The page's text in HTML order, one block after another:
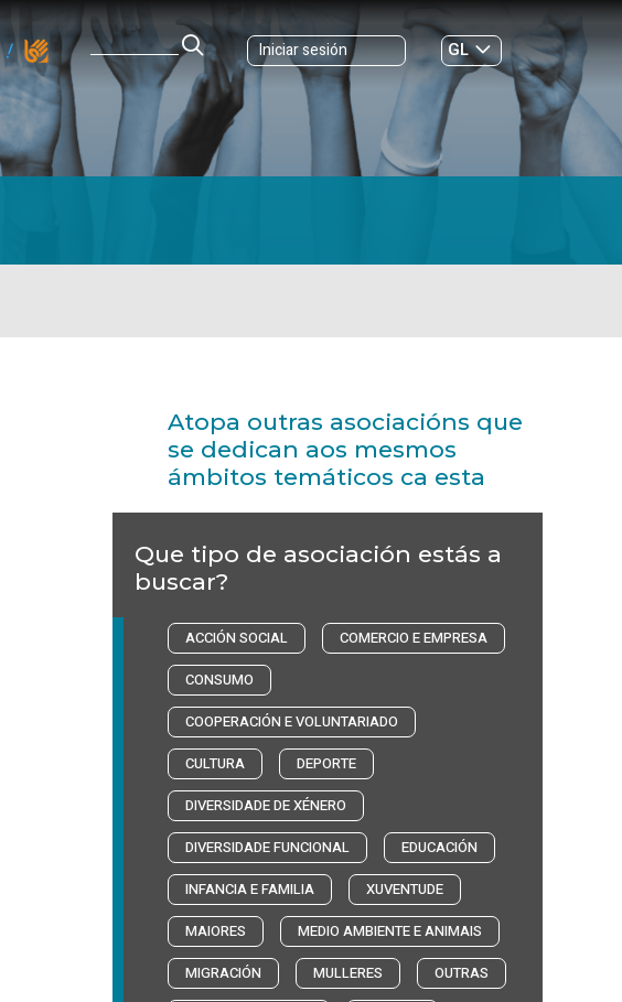
Iniciar sesión
GL
ES|
Atopa outras asociacións que
se dedican aos mesmos
ámbitos temáticos ca esta
Que tipo de asociación estás a
buscar?
ACCIÓN SOCIAL
COMERCIO E EMPRESA
CONSUMO
COOPERACIÓN E VOLUNTARIADO
CULTURA
DEPORTE
DIVERSIDADE DE XÉNERO
DIVERSIDADE FUNCIONAL
EDUCACIÓN
INFANCIA E FAMILIA
XUVENTUDE
MAIORES
MEDIO AMBIENTE E ANIMAIS
MIGRACIÓN
MULLERES
OUTRAS